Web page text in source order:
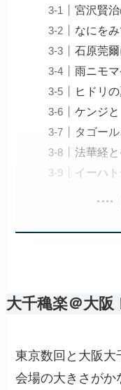
宮沢賢
なにを
石原莞
雨ニモ
ヒドリ
ケンジ
タゴー
法華経
イーハ
大千穐楽＠大阪
東京数回と大阪大
会場の大きさがか